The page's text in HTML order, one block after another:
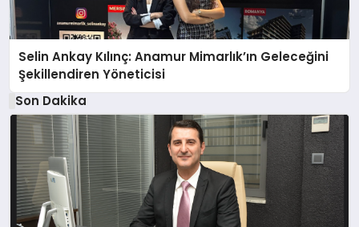
Selin Ankay Kılınç: Anamur Mimarlık’ın Geleceğini
Şekillendiren Yöneticisi
Son Dakika